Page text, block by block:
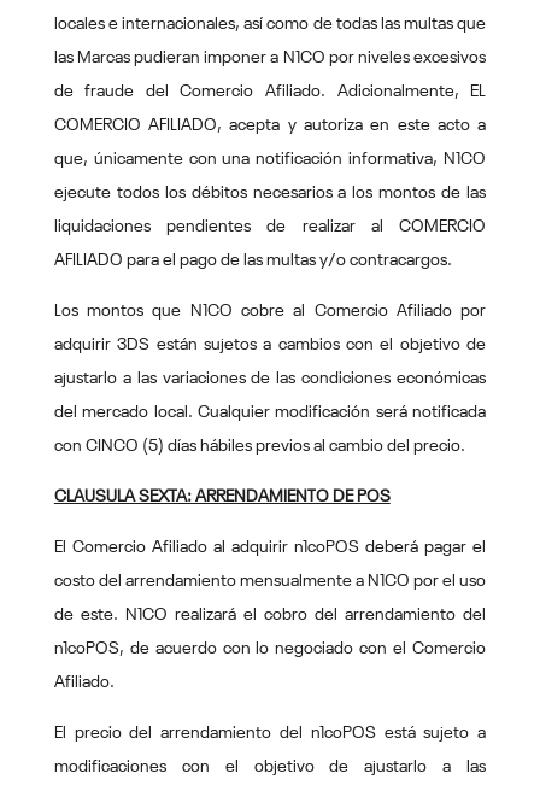
locales e internacionales, así como de todas las multas que
las Marcas pudieran imponer a N1CO por niveles excesivos
de fraude del Comercio Afiliado. Adicionalmente, EL
COMERCIO AFILIADO, acepta y autoriza en este acto a
que, únicamente con una notificación informativa, N1CO
ejecute todos los débitos necesarios a los montos de las
liquidaciones pendientes de realizar al COMERCIO
AFILIADO para el pago de las multas y/o contracargos.
Los montos que N1CO cobre al Comercio Afiliado por
adquirir 3DS están sujetos a cambios con el objetivo de
ajustarlo a las variaciones de las condiciones económicas
del mercado local. Cualquier modificación será notificada
con CINCO (5) días hábiles previos al cambio del precio.
CLAUSULA SEXTA: ARRENDAMIENTO DE POS
El Comercio Afiliado al adquirir n1coPOS deberá pagar el
costo del arrendamiento mensualmente a N1CO por el uso
de este. N1CO realizará el cobro del arrendamiento del
n1coPOS, de acuerdo con lo negociado con el Comercio
Afiliado.
El precio del arrendamiento del n1coPOS está sujeto a
modificaciones con el objetivo de ajustarlo a las